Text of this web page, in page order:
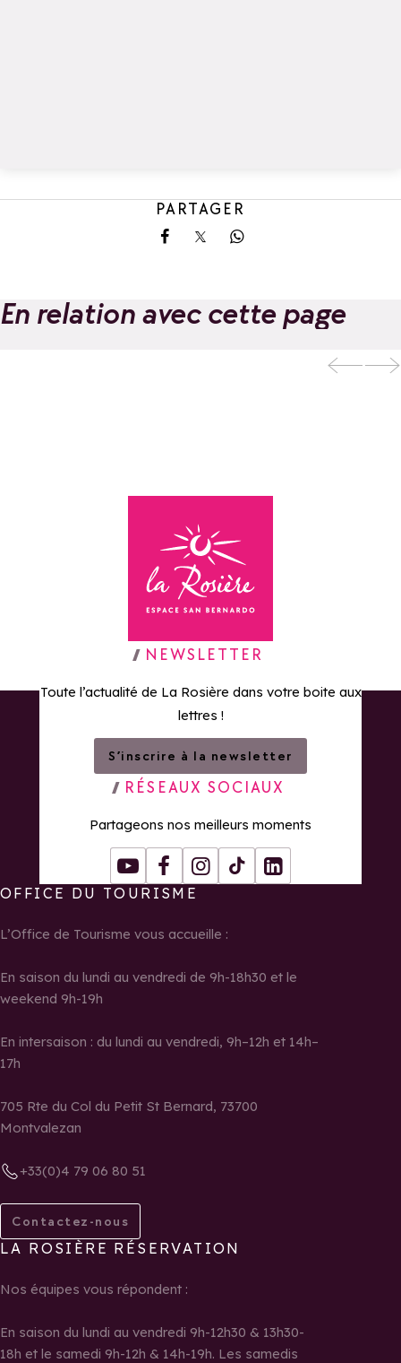
PARTAGER
Partager sur Facebook
Partager sur X
Partager sur
En relation avec cette page
Retour à la page d'accueil
NEWSLETTER
Toute l’actualité de La Rosière dans votre boite aux
lettres !
S’inscrire à la newsletter
RÉSEAUX SOCIAUX
Partageons nos meilleurs moments
YoutubeFacebookInstagram
Tiktok LinkedIn
OFFICE DU TOURISME
L’Office de Tourisme vous accueille :
En saison du lundi au vendredi de 9h-18h30 et le
weekend 9h-19h
En intersaison : du lundi au vendredi, 9h–12h et 14h–
17h
705 Rte du Col du Petit St Bernard, 73700
Montvalezan
+33(0)4 79 06 80 51
Contactez-nous
LA ROSIÈRE RÉSERVATION
Nos équipes vous répondent :
En saison du lundi au vendredi 9h-12h30 & 13h30-
18h et le samedi 9h-12h & 14h-19h. Les samedis